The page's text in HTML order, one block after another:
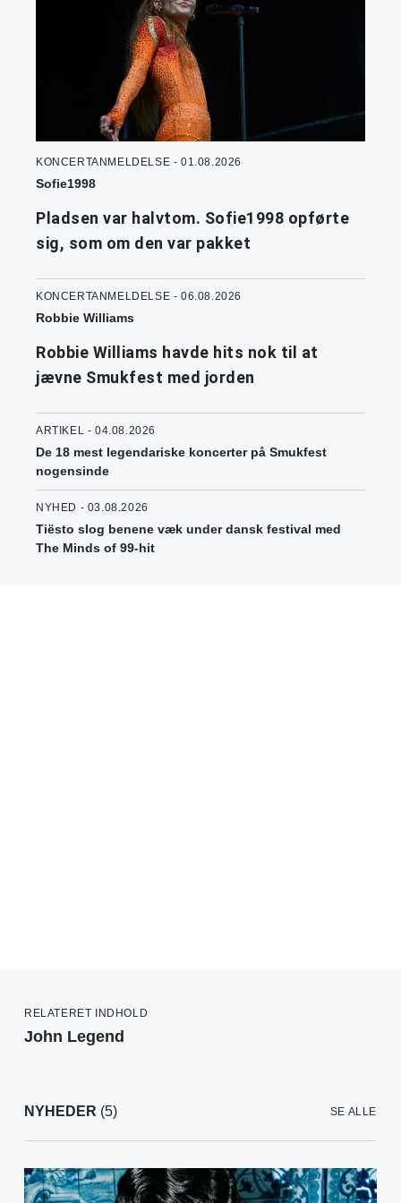
KONCERTANMELDELSE - 01.08.2026
Sofie1998
Pladsen var halvtom. Sofie1998 opførte
sig, som om den var pakket
KONCERTANMELDELSE - 06.08.2026
Robbie Williams
Robbie Williams havde hits nok til at
jævne Smukfest med jorden
ARTIKEL - 04.08.2026
De 18 mest legendariske koncerter på Smukfest
nogensinde
NYHED - 03.08.2026
Tiësto slog benene væk under dansk festival med
The Minds of 99-hit
RELATERET INDHOLD
John Legend
NYHEDER (5) SE ALLE